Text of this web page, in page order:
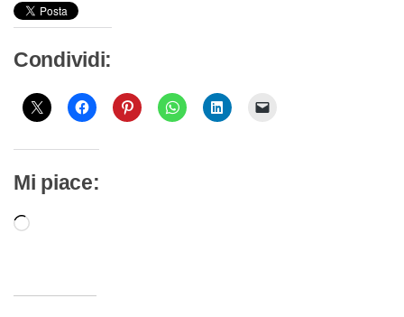
Condividi:
Mi piace:
Caricamento